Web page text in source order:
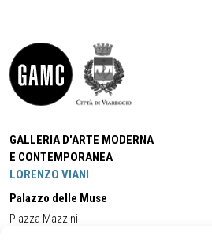
GALLERIA D'ARTE MODERNA
E CONTEMPORANEA
LORENZO VIANI
Palazzo delle Muse
Piazza Mazzini